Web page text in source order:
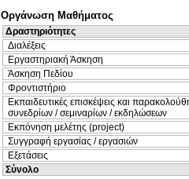
Οργάνωση Μαθήματος
Δραστηριότητες
Διαλέξεις
Εργαστηριακή Άσκηση
Άσκηση Πεδίου
Φροντιστήριο
Εκπαιδευτικές επισκέψεις και
συνεδρίων / σεμιναρίων / εκδηλώσεων
Εκπόνηση μελέτης (project)
Συγγραφή εργασίας / εργασιών
Εξετάσεις
Σύνολο